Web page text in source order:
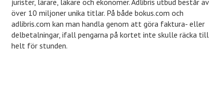
över 10 miljoner unika titlar. På både bokus.com och
adlibris.com kan man handla genom att göra faktura- eller
delbetalningar, ifall pengarna på kortet inte skulle räcka till
helt för stunden.